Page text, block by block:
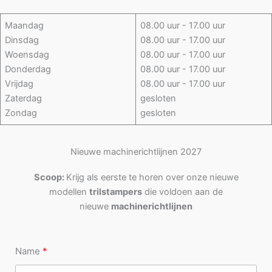
Maandag
Dinsdag
Woensdag
Donderdag
Vrijdag
Zaterdag
Zondag
08.00 uur - 17.00 uur
08.00 uur - 17.00 uur
08.00 uur - 17.00 uur
08.00 uur - 17.00 uur
08.00 uur - 17.00 uur
gesloten
gesloten
Nieuwe machinerichtlijnen 2027
Scoop: Krijg als eerste te horen over onze nieuwe
modellen trilstampers die voldoen aan de
nieuwe machinerichtlijnen
Name